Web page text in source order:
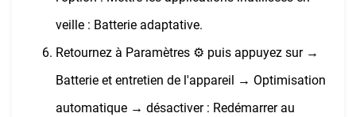
veille : Batterie adaptative.
Retournez à Paramètres ⚙︎ puis appuyez sur →
Batterie et entretien de l'appareil → Optimisation
automatique → désactiver : Redémarrer au